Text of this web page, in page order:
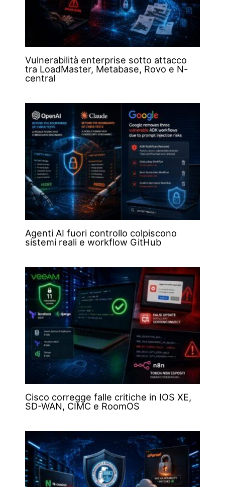
Vulnerabilità enterprise sotto attacco
tra LoadMaster, Metabase, Rovo e N-
central
Agenti AI fuori controllo colpiscono
sistemi reali e workflow GitHub
Cisco corregge falle critiche in IOS XE,
SD-WAN, CIMC e RoomOS